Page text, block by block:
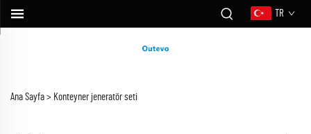
TR
Ana Sayfa > Konteyner jeneratör seti